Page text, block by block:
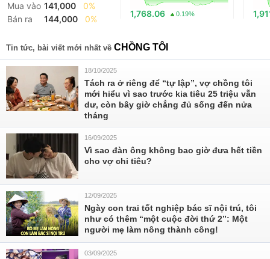
Mua vào 141,000
0%
Bán ra
144,000 0%
1,768.06 0.19%
Tin tức, bài viết mới nhất về CHỒNG TÔI
18/10/2025
Tách ra ở riêng để “tự lập”, vợ chồng tôi
mới hiểu vì sao trước kia tiêu 25 triệu vẫn
dư, còn bây giờ chẳng đủ sống đến nửa
tháng
16/09/2025
Vì sao đàn ông không bao giờ đưa hết tiền
cho vợ chi tiêu?
12/09/2025
Ngày con trai tốt nghiệp bác sĩ nội trú, tôi
như có thêm “một cuộc đời thứ 2”: Một
người mẹ làm nông thành công!
03/09/2025